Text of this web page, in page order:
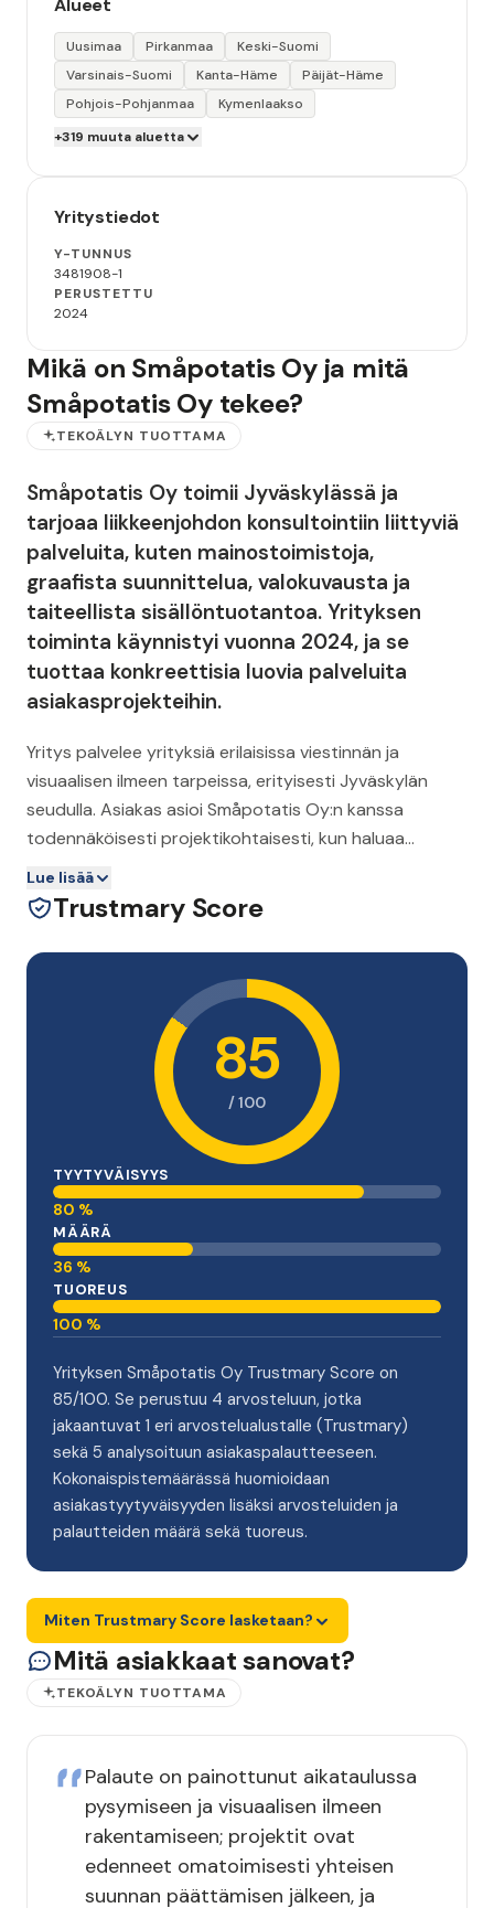
Alueet
Uusimaa Pirkanmaa
Keski-Suomi
Varsinais-Suomi
Kanta-Häme
Päijät-Häme
Pohjois-Pohjanmaa
Kymenlaakso
+319 muuta aluetta
Yritystiedot
Y-TUNNUS
3481908-1
PERUSTETTU
2024
Mikä on Småpotatis Oy ja mitä
Småpotatis Oy tekee?
TEKOÄLYN TUOTTAMA
Småpotatis Oy toimii Jyväskylässä ja
tarjoaa liikkeenjohdon konsultointiin liittyviä
palveluita, kuten mainostoimistoja,
graafista suunnittelua, valokuvausta ja
taiteellista sisällöntuotantoa. Yrityksen
toiminta käynnistyi vuonna 2024, ja se
tuottaa konkreettisia luovia palveluita
asiakasprojekteihin.
Yritys palvelee yrityksiä erilaisissa viestinnän ja
visuaalisen ilmeen tarpeissa, erityisesti Jyväskylän
seudulla. Asiakas asioi Småpotatis Oy:n kanssa
todennäköisesti projektikohtaisesti, kun haluaa
ulkoistaa graafista suunnittelua, sisällöntuotantoa tai
kampanjasuunnittelua ja toteutusta.
Lue lisää
Trustmary Score
85
/ 100
TYYTYVÄISYYS
80 %
MÄÄRÄ
36 %
TUOREUS
100 %
Yrityksen Småpotatis Oy Trustmary Score on
85/100. Se perustuu 4 arvosteluun, jotka
jakaantuvat 1 eri arvostelualustalle (Trustmary)
sekä 5 analysoituun asiakaspalautteeseen.
Kokonaispistemäärässä huomioidaan
asiakastyytyväisyyden lisäksi arvosteluiden ja
palautteiden määrä sekä tuoreus.
Miten Trustmary Score lasketaan?
Mitä asiakkaat sanovat?
TEKOÄLYN TUOTTAMA
Palaute on painottunut aikataulussa
pysymiseen ja visuaalisen ilmeen
rakentamiseen; projektit ovat
edenneet omatoimisesti yhteisen
suunnan päättämisen jälkeen, ja